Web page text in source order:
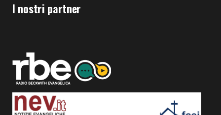
I nostri partner